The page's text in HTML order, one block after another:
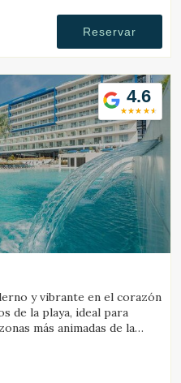
Reservar
4.6
y vibrante en el corazón
de la playa, ideal para
más animadas de la